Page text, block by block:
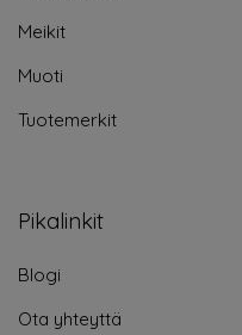
Meikit
Muoti
Tuotemerkit
Pikalinkit
Blogi
Ota yhteyttä